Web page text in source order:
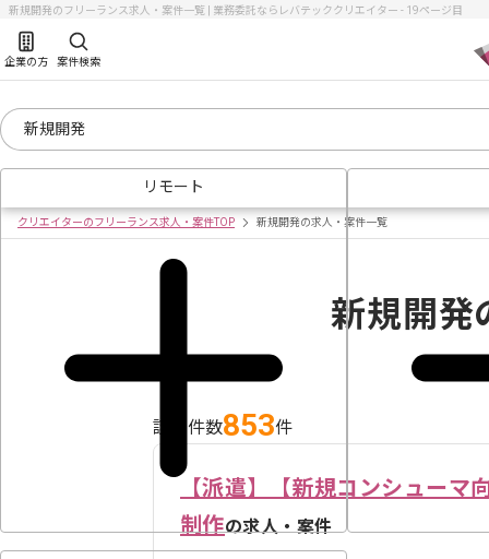
新規開発のフリーランス求人・案件一覧 | 業務委託ならレバテッククリエイター - 19ページ目
企業の方 案件検索
リモート
クリエイターのフリーランス求人・案件TOP 新規開発の求人・案件一覧
新規開発
該当件数853件
【派遣】【新規コンシュー
制作の求人・案件